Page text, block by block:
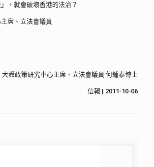
，就會破壞香港的法治？
席、立法會議員
大舜政策研究中心主席、立法會議員 何鍾泰博士
信報 | 2011-10-06